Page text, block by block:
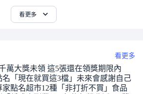
看更多
看更多
萬大獎未領 這5張還在領獎期限內
「現在就買這3檔」未來會感謝自己
點名超市12種「非打折不買」食品